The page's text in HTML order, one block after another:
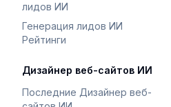
лидов ИИ
Генерация лидов ИИ
Рейтинги
Дизайнер веб-сайтов ИИ
Последние Дизайнер веб-